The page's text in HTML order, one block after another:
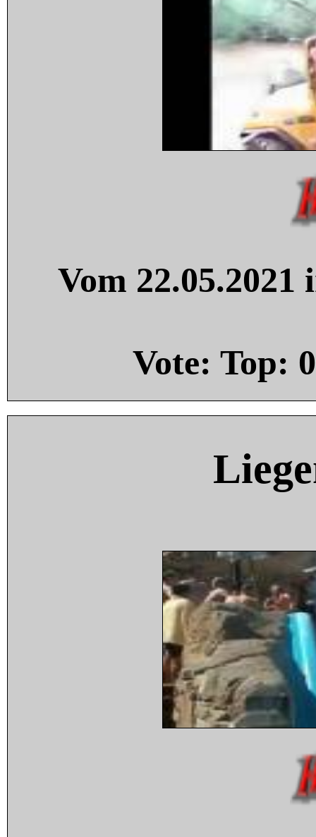
Vom
Vote: Top: 0